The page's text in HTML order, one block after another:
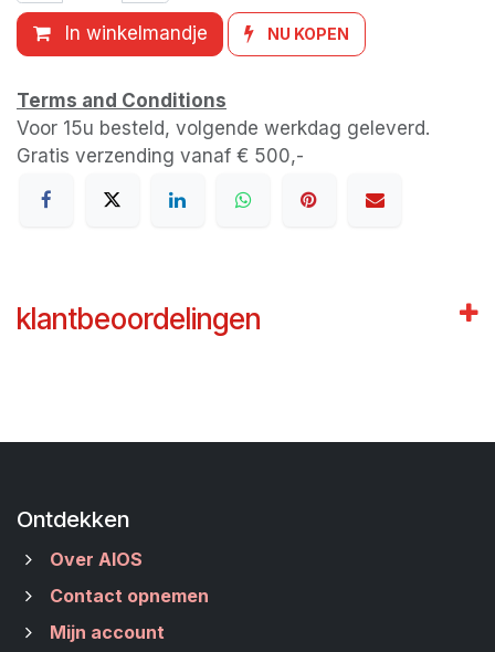
In winkelmandje NU KOPEN
Terms and Conditions
Voor 15u besteld, volgende werkdag geleverd.
Gratis verzending vanaf € 500,-
klantbeoordelingen
Ontdekken
Over AIOS
Contact opnemen
Mijn account